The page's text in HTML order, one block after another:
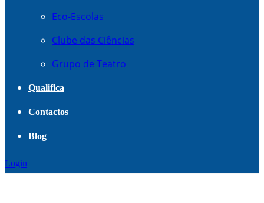
Eco-Escolas
Clube das Ciências
Grupo de Teatro
Qualifica
Contactos
Blog
Login